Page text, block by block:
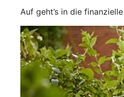
Auf geht’s in die